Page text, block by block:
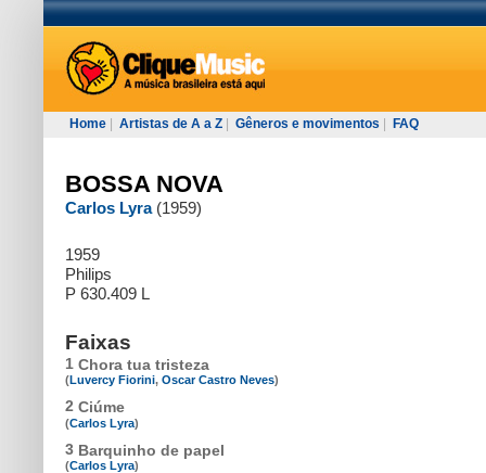
Home Artistas de A a Z Gêneros e movimentos FAQ
BOSSA NOVA
Carlos Lyra (1959)
1959
Philips
P 630.409 L
Faixas
1 Chora tua tristeza
(Luvercy Fiorini, Oscar Castro Neves)
2 Ciúme
(Carlos Lyra)
3 Barquinho de papel
(Carlos Lyra)